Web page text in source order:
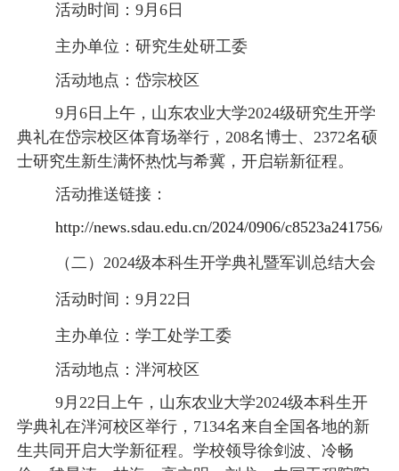
活动时间： 9月6日
主办单位：研究生处研工委
活动地点：岱宗校区
9月6日上午，山东农业大学2024级研究生开学
典礼在岱宗校区体育场举行，208名博士、2372名硕
士研究生新生满怀热忱与希冀，开启崭新征程。
活动推送链接：
http://news.sdau.edu.cn/2024/0906/c8523a241756/
（二） 2024级本科生开学典礼暨军训总结大会
活动时间： 9月22日
主办单位：学工处学工委
活动地点：泮河校区
9月22日上午，山东农业大学2024级本科生开
学典礼在泮河校区举行，7134名来自全国各地的新
生共同开启大学新征程。学校领导徐剑波、冷畅